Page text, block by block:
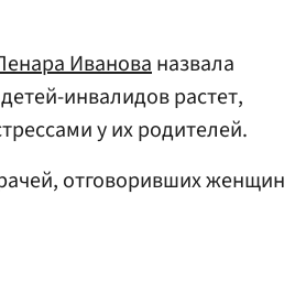
Иванованазвала
инвалидов растет,
у их родителей.
отговоривших женщин